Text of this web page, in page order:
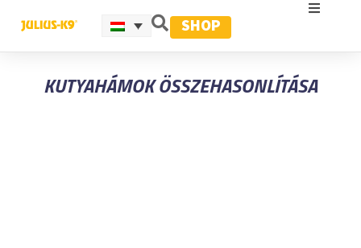
SHOP
KUTYAHÁMOK ÖSSZEHASONLÍTÁSA